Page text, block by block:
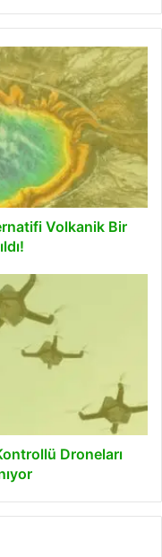
Volkanik Bir
Droneları